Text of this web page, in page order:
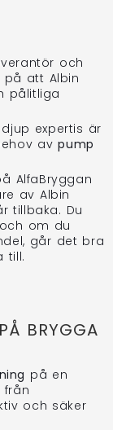
och
på att Albin
pålitliga
expertis är
avpump
AlfaBryggan
av Albin
tillbaka. Du
om du
går det bra
till.
BRYGGA
på en
från
och säker